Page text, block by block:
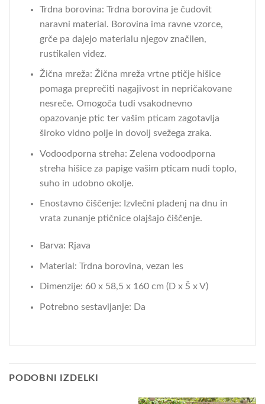
Trdna borovina: Trdna borovina je čudovit
naravni material. Borovina ima ravne vzorce,
grče pa dajejo materialu njegov značilen,
rustikalen videz.
Žična mreža: Žična mreža vrtne ptičje hišice
pomaga preprečiti nagajivost in nepričakovane
nesreče. Omogoča tudi vsakodnevno
opazovanje ptic ter vašim pticam zagotavlja
široko vidno polje in dovolj svežega zraka.
Vodoodporna streha: Zelena vodoodporna
streha hišice za papige vašim pticam nudi toplo,
suho in udobno okolje.
Enostavno čiščenje: Izvlečni pladenj na dnu in
vrata zunanje ptičnice olajšajo čiščenje.
Barva: Rjava
Material: Trdna borovina, vezan les
Dimenzije: 60 x 58,5 x 160 cm (D x Š x V)
Potrebno sestavljanje: Da
PODOBNI IZDELKI